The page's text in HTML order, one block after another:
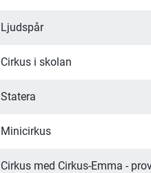
Ljudspår
Cirkus i skolan
Statera
Minicirkus
Cirkus med Cirkus-Emma -